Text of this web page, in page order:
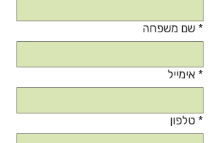
* שם משפחה
* אימייל
* טלפון